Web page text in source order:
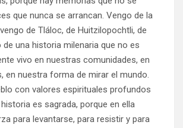
que nunca se arrancan. Vengo de la
de Tláloc, de Huitzilopochtli, de
de una historia milenaria que no es
vivo en nuestras comunidades, en
en nuestra forma de mirar el mundo.
con valores espirituales profundos
es sagrada, porque en ella
para levantarse, para resistir y para